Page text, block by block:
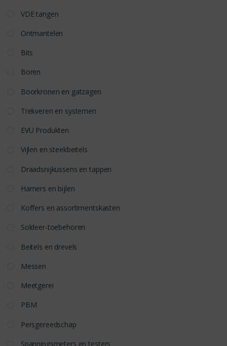
VDE tangen
Ontmantelen
Bits
Boren
Boorkronen en gatzagen
Trekveren en systemen
EVU Produkten
Vijlen en steekbeitels
Draadsnijkussens en tappen
Hamers en bijlen
Koffers en assortimentskasten
Soldeer-toebehoren
Beitels en drevels
Messen
Meetgerei
PBM
Persgereedschap
Spanningsmeters en testers